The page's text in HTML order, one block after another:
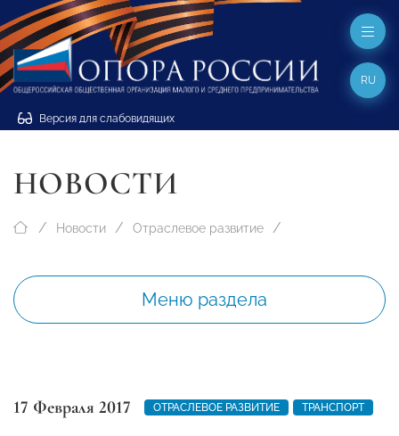
Версия для слабовидящих
RU
НОВОСТИ
Новости Отраслевое развитие
Меню раздела
17 Февраля 2017 ОТРАСЛЕВОЕ РАЗВИТИЕ ТРАНСПОРТ